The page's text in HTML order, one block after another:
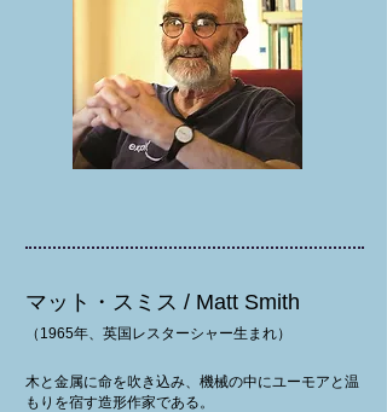
マット・スミス / Matt Smith
（1965年、英国レスターシャー生まれ）
木と金属に命を吹き込み、機械の中にユーモアと温
もりを宿す造形作家である。